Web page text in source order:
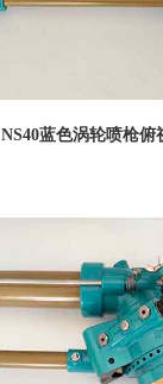
NS40蓝色涡轮喷枪俯